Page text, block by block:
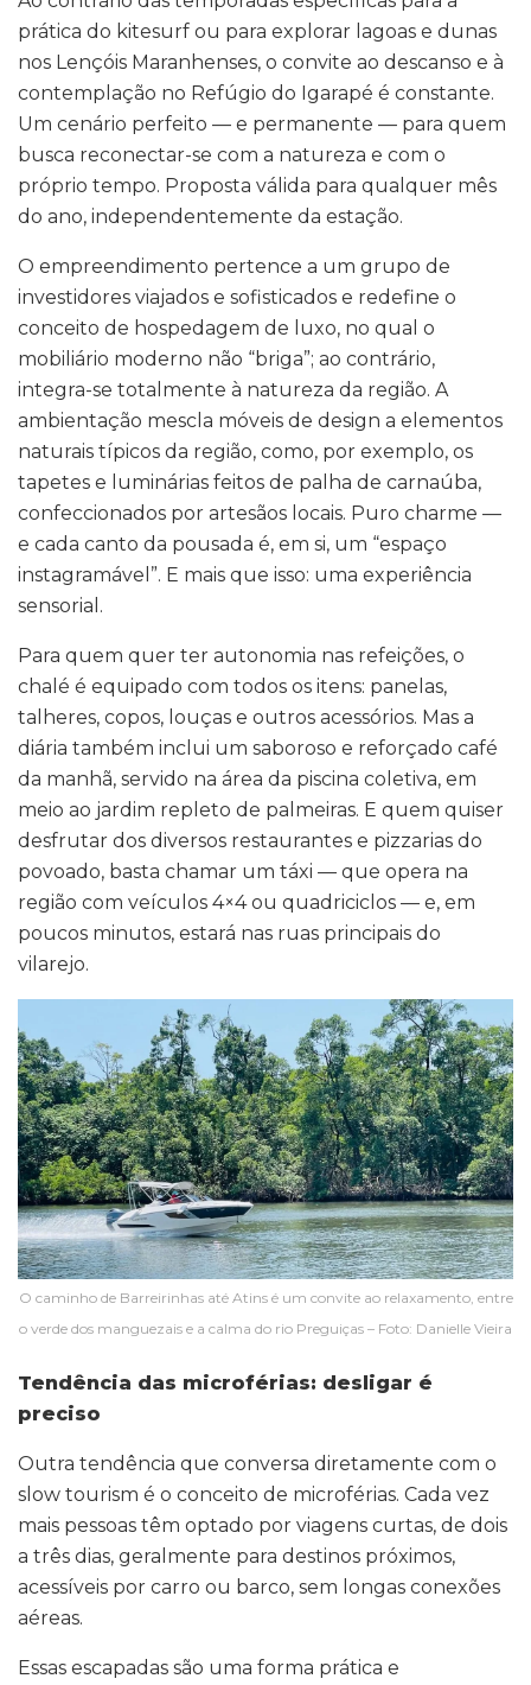
prática do kitesurf ou para explorar lagoas e dunas
nos Lençóis Maranhenses, o convite ao descanso e à
contemplação no Refúgio do Igarapé é constante.
Um cenário perfeito — e permanente — para quem
busca reconectar-se com a natureza e com o
próprio tempo. Proposta válida para qualquer mês
do ano, independentemente da estação.
O empreendimento pertence a um grupo de
investidores viajados e sofisticados e redefine o
conceito de hospedagem de luxo, no qual o
mobiliário moderno não “briga”; ao contrário,
integra-se totalmente à natureza da região. A
ambientação mescla móveis de design a elementos
naturais típicos da região, como, por exemplo, os
tapetes e luminárias feitos de palha de carnaúba,
confeccionados por artesãos locais. Puro charme —
e cada canto da pousada é, em si, um “espaço
instagramável”. E mais que isso: uma experiência
sensorial.
Para quem quer ter autonomia nas refeições, o
chalé é equipado com todos os itens: panelas,
talheres, copos, louças e outros acessórios. Mas a
diária também inclui um saboroso e reforçado café
da manhã, servido na área da piscina coletiva, em
meio ao jardim repleto de palmeiras. E quem quiser
desfrutar dos diversos restaurantes e pizzarias do
povoado, basta chamar um táxi — que opera na
região com veículos 4×4 ou quadriciclos — e, em
poucos minutos, estará nas ruas principais do
vilarejo.
O caminho de Barreirinhas até Atins é um convite ao relaxamento, entre
o verde dos manguezais e a calma do rio Preguiças – Foto: Danielle Vieira
Tendência das microférias: desligar é
preciso
Outra tendência que conversa diretamente com o
slow tourism é o conceito de microférias. Cada vez
mais pessoas têm optado por viagens curtas, de dois
a três dias, geralmente para destinos próximos,
acessíveis por carro ou barco, sem longas conexões
aéreas.
Essas escapadas são uma forma prática e